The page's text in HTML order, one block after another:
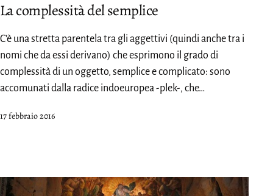
La complessità del semplice
C’è una stretta parentela tra gli aggettivi (quindi anche tra i
nomi che da essi derivano) che esprimono il grado di
complessità di un oggetto, semplice e complicato: sono
accomunati dalla radice indoeuropea -plek-, che…
Pubblicato
17 febbraio 2016